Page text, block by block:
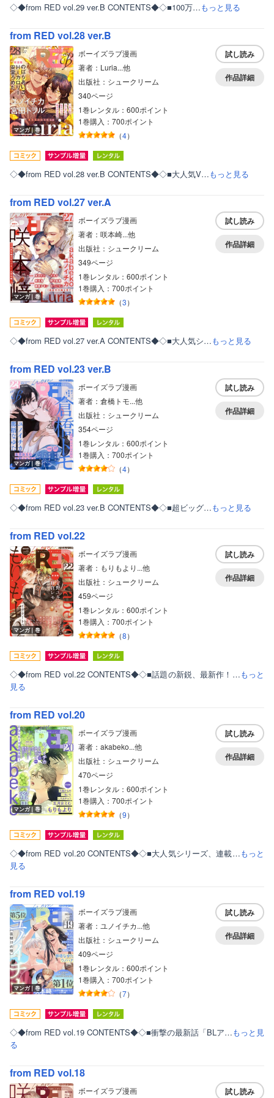
◇◆from RED vol.29 ver.B CONTENTS◆◇■100万…もっと見る
from RED vol.28 ver.B
マンガ｜巻
ボーイズラブ漫画
著者：Luria...他
出版社：シュークリーム
340ページ
1巻レンタル：600ポイント
1巻購入：700ポイント
（4）
試し読み
作品詳細
◇◆from RED vol.28 ver.B CONTENTS◆◇■大人気V…もっと見る
from RED vol.27 ver.A
マンガ｜巻
ボーイズラブ漫画
著者：咲本崎...他
出版社：シュークリーム
349ページ
1巻レンタル：600ポイント
1巻購入：700ポイント
（3）
試し読み
作品詳細
◇◆from RED vol.27 ver.A CONTENTS◆◇■大人気シ…もっと見る
from RED vol.23 ver.B
マンガ｜巻
ボーイズラブ漫画
著者：倉橋トモ...他
出版社：シュークリーム
354ページ
1巻レンタル：600ポイント
1巻購入：700ポイント
（4）
試し読み
作品詳細
◇◆from RED vol.23 ver.B CONTENTS◆◇■超ビッグ…もっと見る
from RED vol.22
マンガ｜巻
ボーイズラブ漫画
著者：もりもより...他
出版社：シュークリーム
459ページ
1巻レンタル：600ポイント
1巻購入：700ポイント
（8）
試し読み
作品詳細
◇◆from RED vol.22 CONTENTS◆◇■話題の新鋭、最新作！…もっと
見る
from RED vol.20
マンガ｜巻
ボーイズラブ漫画
著者：akabeko...他
出版社：シュークリーム
470ページ
1巻レンタル：600ポイント
1巻購入：700ポイント
（9）
試し読み
作品詳細
◇◆from RED vol.20 CONTENTS◆◇■大人気シリーズ、連載…もっと
見る
from RED vol.19
マンガ｜巻
ボーイズラブ漫画
著者：ユノイチカ...他
出版社：シュークリーム
409ページ
1巻レンタル：600ポイント
1巻購入：700ポイント
（7）
試し読み
作品詳細
◇◆from RED vol.19 CONTENTS◆◇■衝撃の最新話「BLア…もっと見
る
from RED vol.18
ボーイズラブ漫画
試し読み
ボーイズラブ
ティーンズラブ
女性写真集